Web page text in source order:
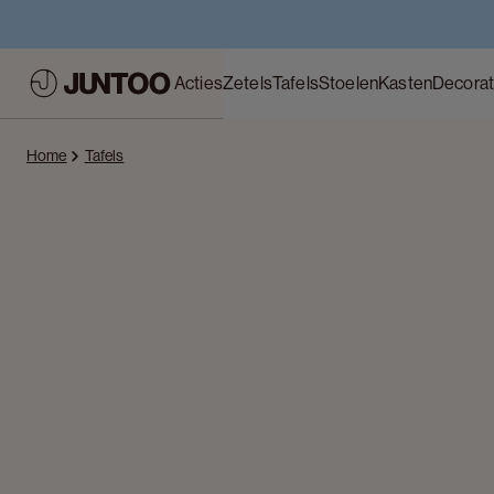
ActiesZetelsTafelsStoelenKasten
Home Tafels